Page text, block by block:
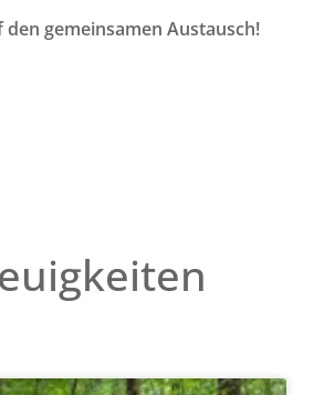
gemeinsamen Austausch!